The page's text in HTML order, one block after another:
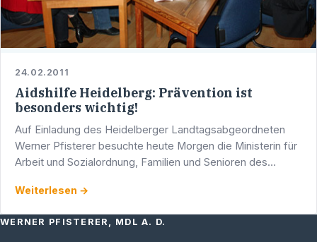
24.02.2011
Aidshilfe Heidelberg: Prävention ist
besonders wichtig!
Auf Einladung des Heidelberger Landtagsabgeordneten
Werner Pfisterer besuchte heute Morgen die Ministerin für
Arbeit und Sozialordnung, Familien und Senioren des
Weiterlesen →
WERNER PFISTERER, MDL A. D.